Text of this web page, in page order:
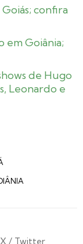
confira
em Goiânia;
de Hugo
Leonardo e
X / Twitter